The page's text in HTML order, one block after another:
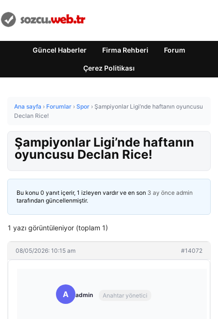
Güncel Haberler Firma Rehberi Forum
Çerez Politikası
Ana sayfa › Forumlar › Spor › Şampiyonlar Ligi’nde haftanın oyuncusu
Declan Rice!
Şampiyonlar Ligi’nde haftanın
oyuncusu Declan Rice!
Bu konu 0 yanıt içerir, 1 izleyen vardır ve en son 3 ay önce admin
tarafından güncellenmiştir.
1 yazı görüntüleniyor (toplam 1)
08/05/2026: 10:15 am #14072
A admin Anahtar yönetici